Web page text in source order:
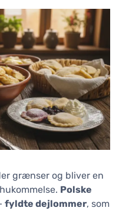
grænser og bliver en
Polske
fyldte dejlommer, som